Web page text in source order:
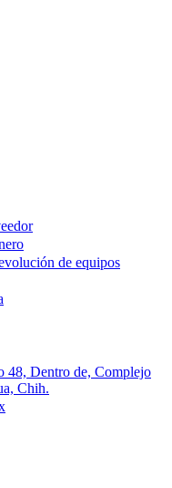
de equipos
48, Dentro de, Complejo
Chih.